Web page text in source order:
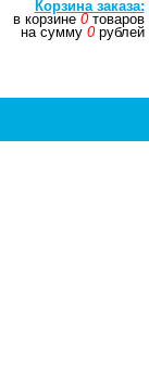
Корзина заказа:
в корзине 0товаров
на сумму 0рублей